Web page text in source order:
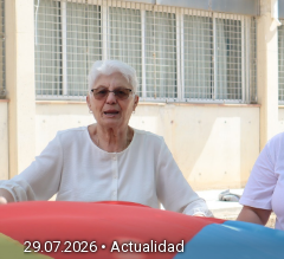
29.07.2026 • Actualidad